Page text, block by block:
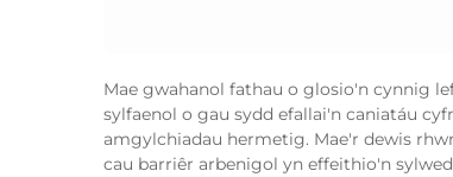
Mae gwahanol fathau o glosio'n cynnig
sylfaenol o gau sydd efallai'n caniatáu
amgylchiadau hermetig. Mae'r dewis
cau barriêr arbenigol yn effeithio'n